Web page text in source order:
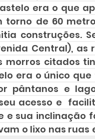
era o que
de 60
construções.
Central), as
morros citados
era o único
pântanos e
acesso e
e sua inclinação
o lixo nas ruas